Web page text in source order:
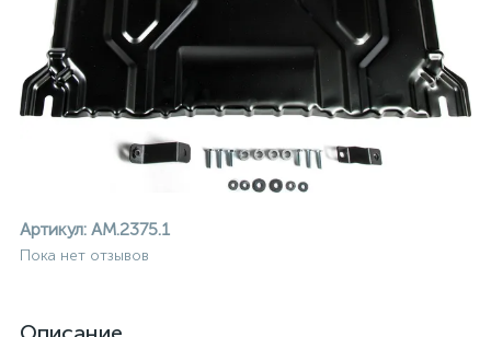
Артикул: AM.2375.1
Пока нет отзывов